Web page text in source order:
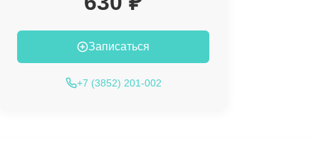
Записаться
+7 (3852) 201-002